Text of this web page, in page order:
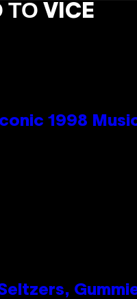
VICE
1998